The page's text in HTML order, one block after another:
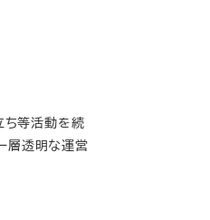
ち等活動を続
層透明な運営